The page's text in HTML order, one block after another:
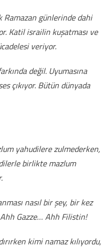
Ramazan günlerinde dahi
Katil israilin kuşatması ve
veriyor.
değil. Uyumasına
çıkıyor. Bütün dünyada
yahudilere zulmederken,
birlikte mazlum
nasıl bir şey, bir kez
Gazze… Ahh Filistin!
kimi namaz kılıyordu,